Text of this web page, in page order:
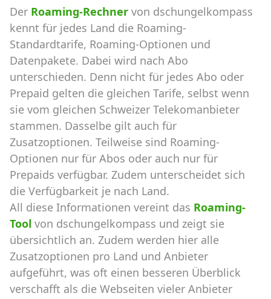
Der Roaming-Rechner von dschungelkompass
kennt für jedes Land die Roaming-
Standardtarife, Roaming-Optionen und
Datenpakete. Dabei wird nach Abo
unterschieden. Denn nicht für jedes Abo oder
Prepaid gelten die gleichen Tarife, selbst wenn
sie vom gleichen Schweizer Telekomanbieter
stammen. Dasselbe gilt auch für
Zusatzoptionen. Teilweise sind Roaming-
Optionen nur für Abos oder auch nur für
Prepaids verfügbar. Zudem unterscheidet sich
die Verfügbarkeit je nach Land.
All diese Informationen vereint das Roaming-
Tool von dschungelkompass und zeigt sie
übersichtlich an. Zudem werden hier alle
Zusatzoptionen pro Land und Anbieter
aufgeführt, was oft einen besseren Überblick
verschafft als die Webseiten vieler Anbieter